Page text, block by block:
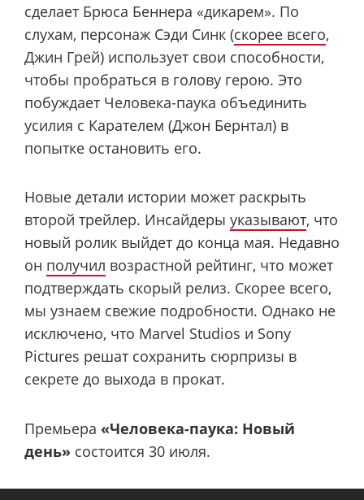
сделает Брюса Беннера «дикарем». По
слухам, персонаж Сэди Синк (скорее всего,
Джин Грей) использует свои способности,
чтобы пробраться в голову герою. Это
побуждает Человека-паука объединить
усилия с Карателем (Джон Бернтал) в
попытке остановить его.
Новые детали истории может раскрыть
второй трейлер. Инсайдеры указывают, что
новый ролик выйдет до конца мая. Недавно
он получил возрастной рейтинг, что может
подтверждать скорый релиз. Скорее всего,
мы узнаем свежие подробности. Однако не
исключено, что Marvel Studios и Sony
Pictures решат сохранить сюрпризы в
секрете до выхода в прокат.
Премьера «Человека-паука: Новый
день» состоится 30 июля.